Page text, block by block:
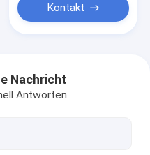
Kontakt
Nachricht
Antworten